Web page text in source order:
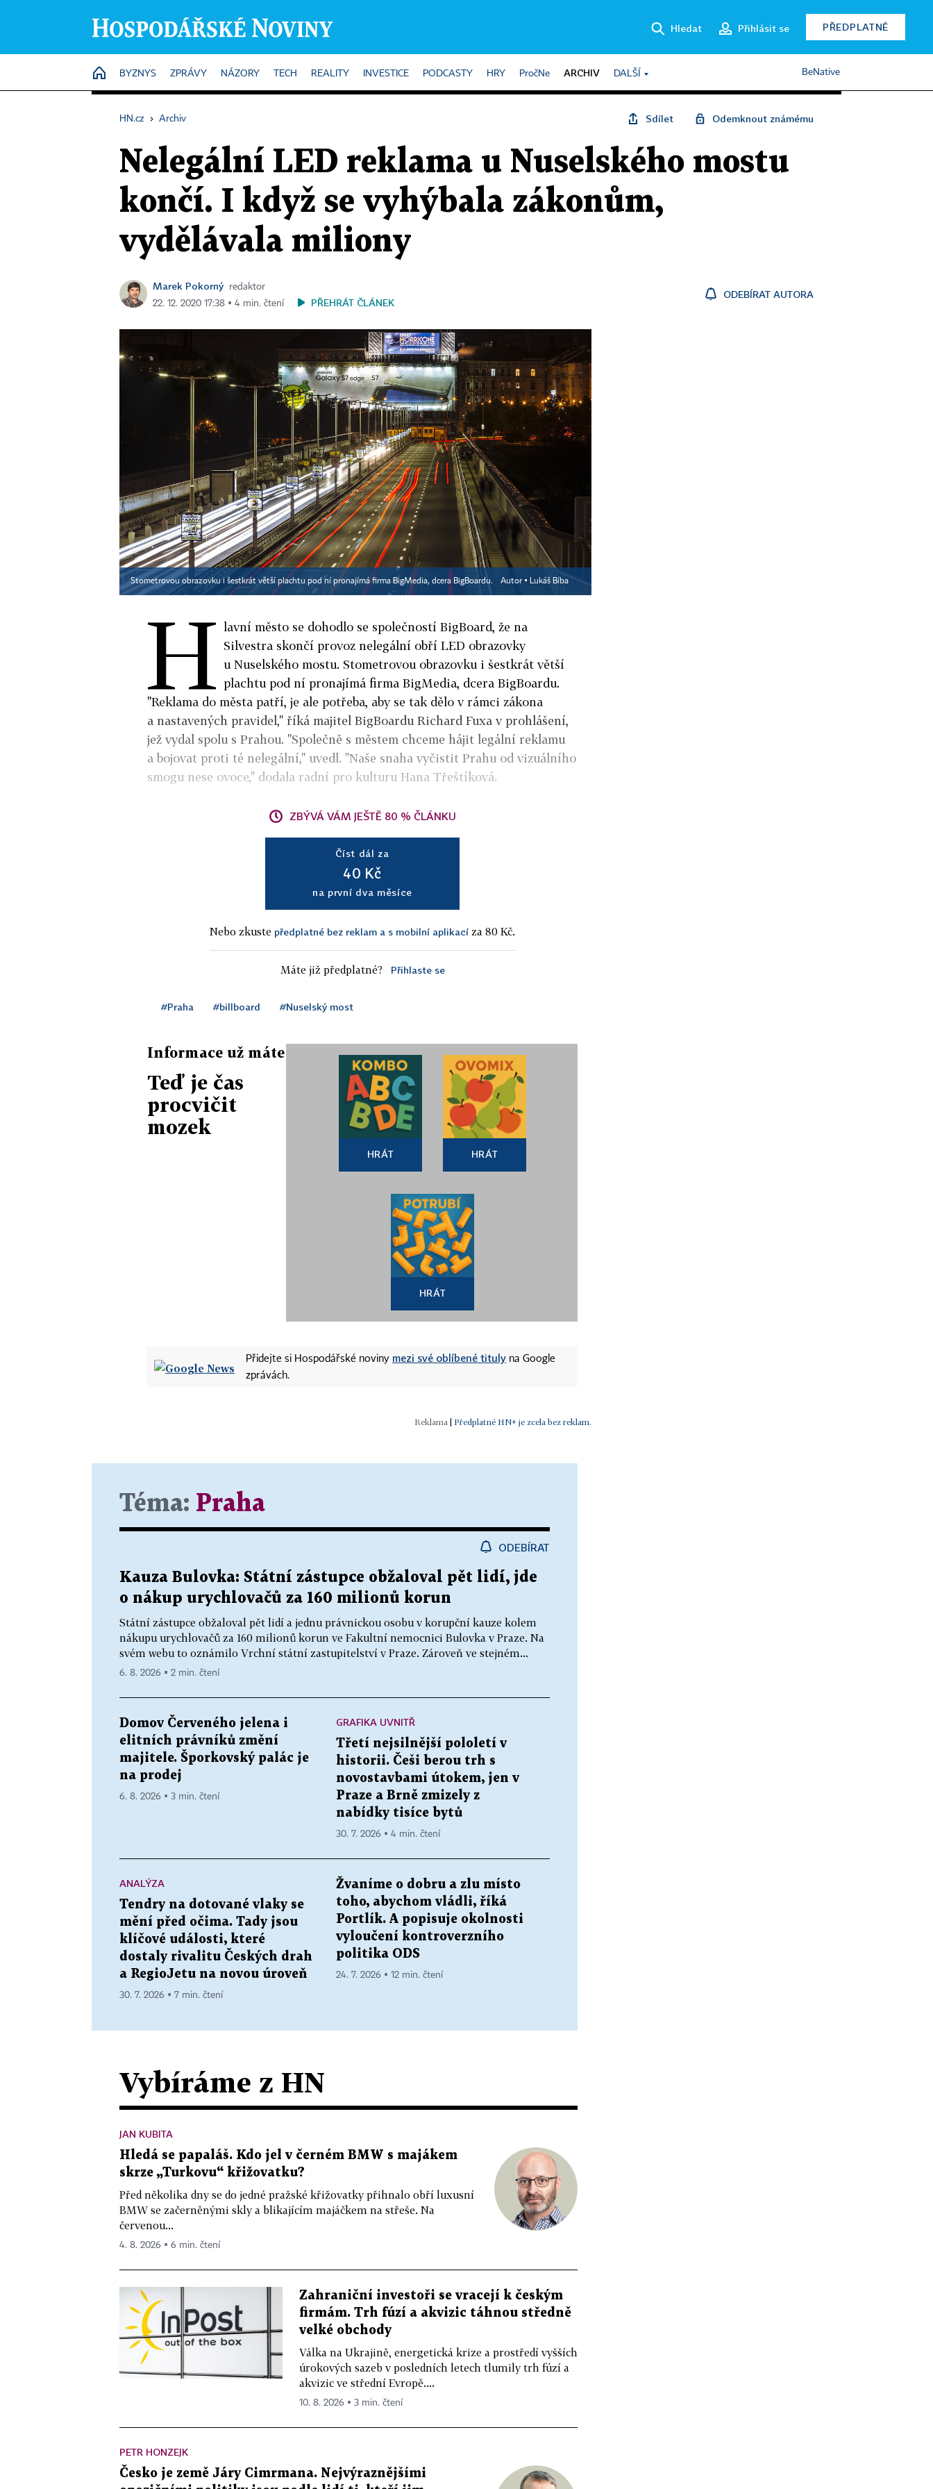
Hledat Přihlásit se PŘEDPLATNÉ
HOME
BYZNYS ZPRÁVY NÁZORY TECH REALITY INVESTICE PODCASTY HRY PročNe ARCHIV DALŠÍ BeNative
HN.cz › Archiv Sdílet Odemknout známému
Nelegální LED reklama u Nuselského mostu
končí. I když se vyhýbala zákonům,
vydělávala miliony
Marek Pokorný
redaktor
22. 12. 2020 17:38 ▪ 4 min. čtení
PŘEHRÁT ČLÁNEK
ODEBÍRAT AUTORA
Stometrovou obrazovku i šestkrát větší plachtu pod ní pronajímá firma BigMedia, dcera BigBoardu. Autor ▪ Lukáš Bíba
H lavní město se dohodlo se společností BigBoard, že na
Silvestra skončí provoz nelegální obří LED obrazovky
u Nuselského mostu. Stometrovou obrazovku i šestkrát větší
plachtu pod ní pronajímá firma BigMedia, dcera BigBoardu.
"Reklama do města patří, je ale potřeba, aby se tak dělo v rámci zákona
a nastavených pravidel," říká majitel BigBoardu Richard Fuxa v prohlášení,
jež vydal spolu s Prahou. "Společně s městem chceme hájit legální reklamu
a bojovat proti té nelegální," uvedl. "Naše snaha vyčistit Prahu od vizuálního
smogu nese ovoce," dodala radní pro kulturu Hana Třeštíková.
ZBÝVÁ VÁM JEŠTĚ 80 % ČLÁNKU
Číst dál za
40 Kč
na první dva měsíce
Nebo zkuste předplatné bez reklam a s mobilní aplikací za 80 Kč.
Máte již předplatné? Přihlaste se
#Praha #billboard #Nuselský most
Informace už máte
Teď je čas
procvičit
mozek
HRÁT HRÁT
HRÁT
Přidejte si Hospodářské noviny mezi své oblíbené tituly na Google
zprávách.
| Předplatné HN+ je zcela bez reklam.
Téma: Praha
ODEBÍRAT
Kauza Bulovka: Státní zástupce obžaloval pět lidí, jde
o nákup urychlovačů za 160 milionů korun
Státní zástupce obžaloval pět lidí a jednu právnickou osobu v korupční kauze kolem
nákupu urychlovačů za 160 milionů korun ve Fakultní nemocnici Bulovka v Praze. Na
svém webu to oznámilo Vrchní státní zastupitelství v Praze. Zároveň ve stejném...
6. 8. 2026 ▪ 2 min. čtení
Domov Červeného jelena i
elitních právníků změní
majitele. Šporkovský palác je
na prodej
6. 8. 2026 ▪ 3 min. čtení
GRAFIKA UVNITŘ
Třetí nejsilnější pololetí v
historii. Češi berou trh s
novostavbami útokem, jen v
Praze a Brně zmizely z
nabídky tisíce bytů
30. 7. 2026 ▪ 4 min. čtení
ANALÝZA
Tendry na dotované vlaky se
mění před očima. Tady jsou
klíčové události, které
dostaly rivalitu Českých drah
a RegioJetu na novou úroveň
30. 7. 2026 ▪ 7 min. čtení
Žvaníme o dobru a zlu místo
toho, abychom vládli, říká
Portlík. A popisuje okolnosti
vyloučení kontroverzního
politika ODS
24. 7. 2026 ▪ 12 min. čtení
Vybíráme z HN
JAN KUBITA
Hledá se papaláš. Kdo jel v černém BMW s majákem
skrze „Turkovu“ křižovatku?
Před několika dny se do jedné pražské křižovatky přihnalo obří luxusní
BMW se začerněnými skly a blikajícím majáčkem na střeše. Na
červenou...
4. 8. 2026 ▪ 6 min. čtení
Zahraniční investoři se vracejí k českým
firmám. Trh fúzí a akvizic táhnou středně
velké obchody
Válka na Ukrajině, energetická krize a prostředí vyšších
úrokových sazeb v posledních letech tlumily trh fúzí a
akvizic ve střední Evropě....
10. 8. 2026 ▪ 3 min. čtení
PETR HONZEJK
Česko je země Járy Cimrmana. Nejvýraznějšími